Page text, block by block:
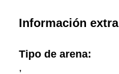
Información extra
Tipo de arena:
,